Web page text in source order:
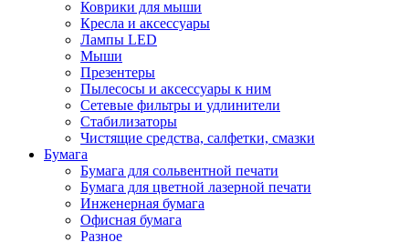
Коврики для мыши
Кресла и аксессуары
Лампы LED
Мыши
Презентеры
Пылесосы и аксессуары к ним
Сетевые фильтры и удлинители
Стабилизаторы
Чистящие средства, салфетки, смазки
Бумага
Бумага для сольвентной печати
Бумага для цветной лазерной печати
Инженерная бумага
Офисная бумага
Разное